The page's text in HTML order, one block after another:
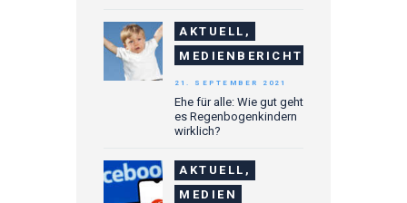
AKTUELL,
MEDIENBERICHTE
Ehe für alle: Wie gut geht
es Regenbogenkindern
wirklich?
21. SEPTEMBER 2021
AKTUELL,
MEDIEN